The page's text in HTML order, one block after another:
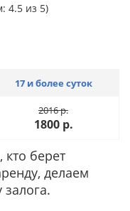
4.5 из 5)
17 и более суток
2016р.
1800 р.
берет
делаем